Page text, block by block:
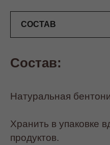
Состав:
Натуральная
Хранить в упаковке
продуктов.